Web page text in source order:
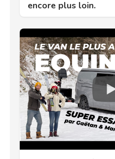
encore plus loin.